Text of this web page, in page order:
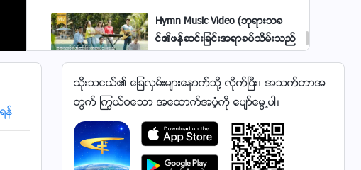
4:43
Hymn Music Video (ဘုရားသခ
င္၏ဖန္ဆင္းျခင္းအရာခပ္သိမ္းသည္
ရမည္)
5:15
ေတးသီခ်င္း (တိုင္းႏိုင္ငံအားလုံးမွ
ဘုရား၏လူမ်ားသည္ သူတို႔၏ခံစား
ခ်က္မ်ားအား အတူတကြ ေဖာ္ျပၾက
သည္)
Myanmar Christian Song
န္
သိုးသငယ္၏ ေျခလွမ္းမ်ားေနာက္သို႔ လိုက္ၿပီး၊ အသက္တာအ
တြက္ ႂကြယ္ဝေသာ အေထာက္အပံ့ကို ေပ်ာ္ေမြ႕ပါ။